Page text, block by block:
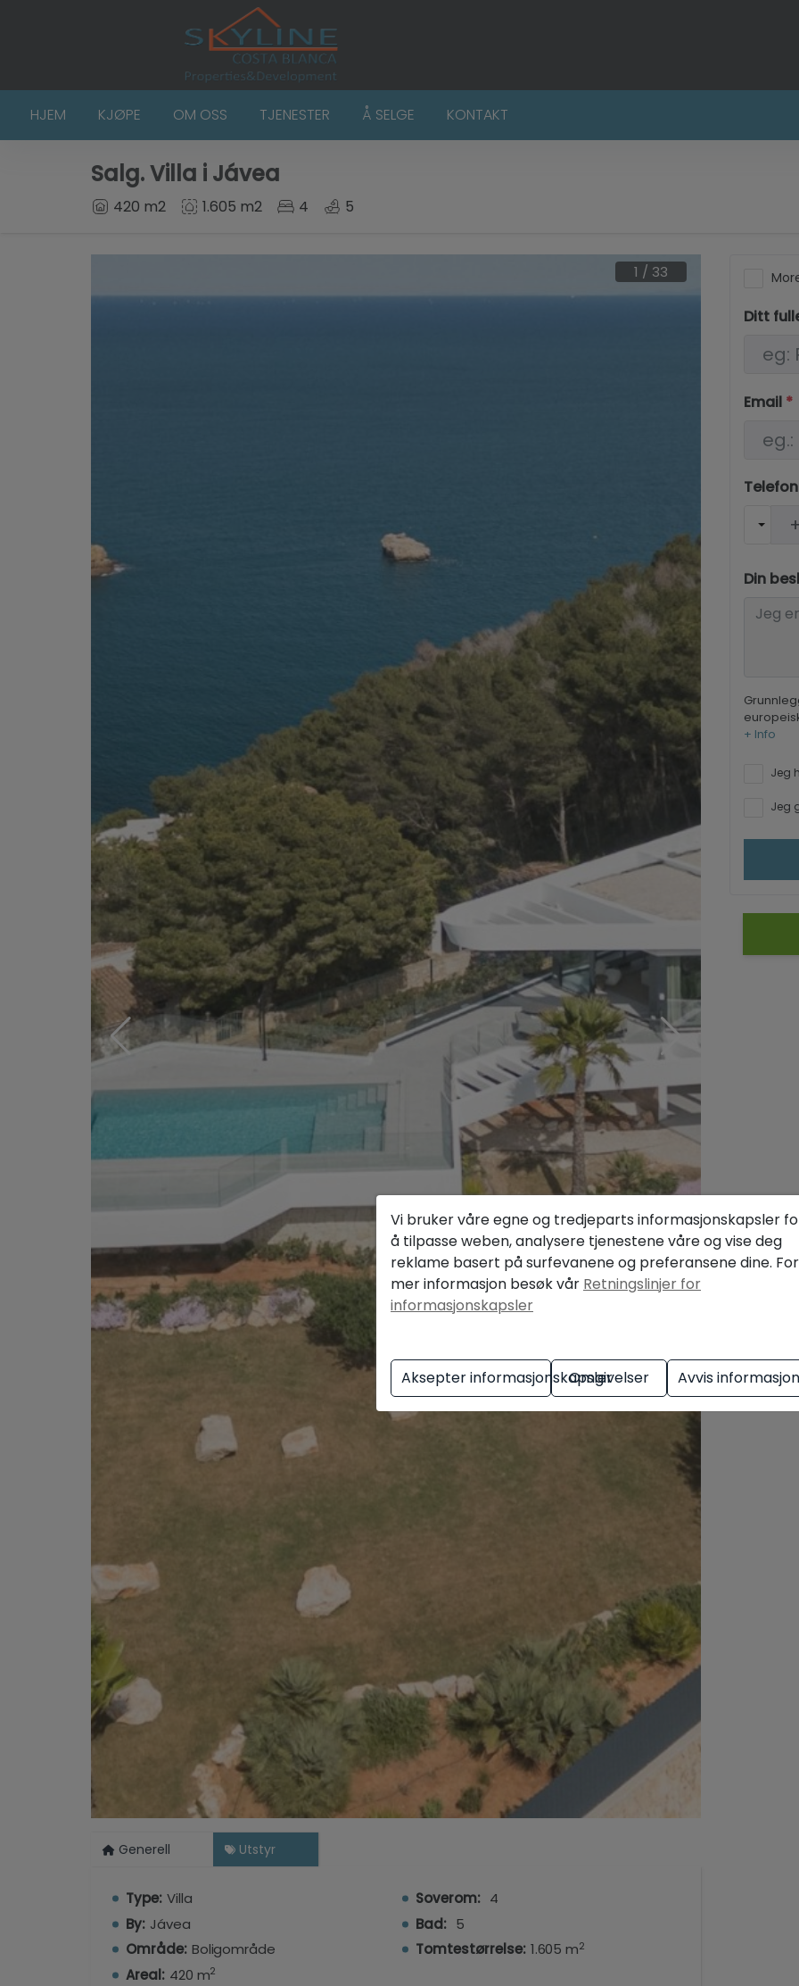
HJEM KJØPE OM OSS TJENESTER Å SELGE KONTAKT
Salg. Villa i Jávea
420 m2 1.605 m2 4 5
1 / 33
Generell Utstyr
Type: Villa Soverom: 4
By: Jávea Bad: 5
Område: Boligområde Tomtestørrelse: 1.605 m2
Areal: 420 m2
Ditt
Email *
Din
+ Info
Jeg
Jeg
Vi bruker våre egne og tredjeparts informasjonskapsler
å tilpasse weben, analysere tjenestene våre og vise deg
reklame basert på surfevanene og preferansene dine. For
mer informasjon besøk vår Retningslinjer for
informasjonskapsler
Aksepter informasjonskapsler
Omgivelser Avvis